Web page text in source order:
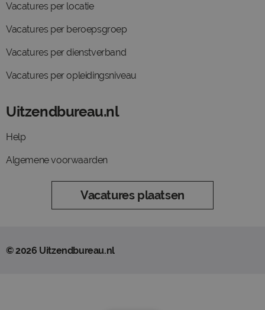
Vacatures per locatie
Vacatures per beroepsgroep
Vacatures per dienstverband
Vacatures per opleidingsniveau
Uitzendbureau.nl
Help
Algemene voorwaarden
Vacatures plaatsen
© 2026 Uitzendbureau.nl